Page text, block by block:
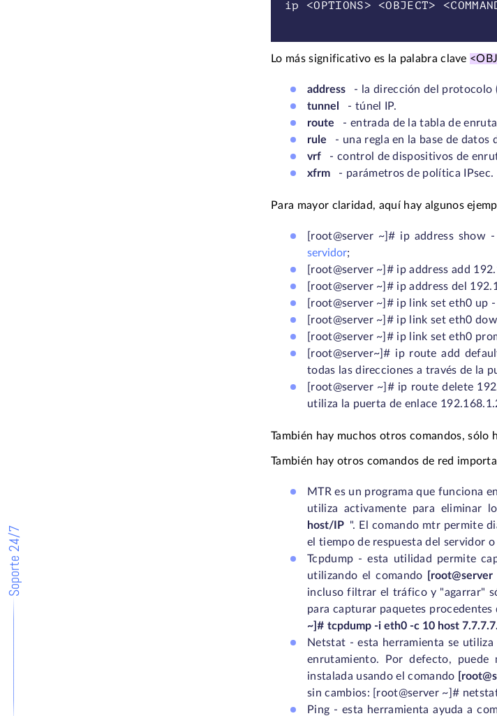
Soporte 24/7
Lo más significativo es la palabra clave
address
- la dirección del protocolo
tunnel
- túnel IP.
route
- entrada de la tabla de
rule
- una regla en la base de
vrf
- control de dispositivos de
xfrm
- parámetros de política IPsec.
Para mayor claridad, aquí hay algunos
[root@server ~]# ip address show
servidor;
[root@server ~]# ip address add
[root@server ~]# ip address del
[root@server ~]# ip link set eth0 up
[root@server ~]# ip link set eth0
[root@server ~]# ip link set eth0
[root@server~]# ip route add
todas las direcciones a través de la
[root@server ~]# ip route delete
utiliza la puerta de enlace
También hay muchos otros comandos, sólo
También hay otros comandos de red
MTR es un programa que funciona
utiliza activamente para eliminar
host/IP ". El comando mtr permite
el tiempo de respuesta del servidor
Tcpdump - esta utilidad permite
utilizando el comando
incluso filtrar el tráfico y "agarrar"
para capturar paquetes
~]# tcpdump -i eth0 -c 10 host 7.7.7.7.
Netstat - esta herramienta se
enrutamiento. Por defecto,
instalada usando el comando
sin cambios: [root@server ~]#
Ping - esta herramienta ayuda a